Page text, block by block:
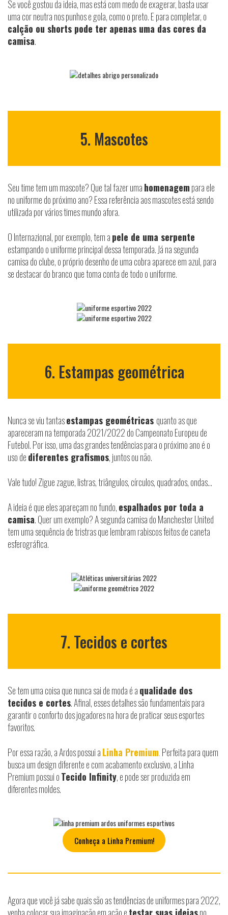
Se você gostou da ideia, mas está com medo de exagerar, basta usar
uma cor neutra nos punhos e gola, como o preto. E para completar, o
calção ou shorts pode ter apenas uma das cores da
camisa.
5. Mascotes
Seu time tem um mascote? Que tal fazer umahomenagempara ele
no uniforme do próximo ano? Essa referência aos mascotes está sendo
utilizada por vários times mundo afora.
O Internazional, por exemplo, tem apele de uma serpente
estampando o uniforme principal dessa temporada. Já na segunda
camisa do clube, o próprio desenho de uma cobra aparece em azul, para
se destacar do branco que toma conta de todo o uniforme.
6. Estampas geométrica
Nunca se viu tantasestampas geométricas quanto as que
apareceram na temporada 2021/2022 do Campeonato Europeu de
Futebol. Por isso, uma das grandes tendências para o próximo ano é o
uso dediferentes grafismos, juntos ou não.
Vale tudo! Zigue zague, listras, triângulos, círculos, quadrados, ondas…
A ideia é que eles apareçam no fundo,espalhados por toda a
camisa. Quer um exemplo? A segunda camisa do Manchester United
tem uma sequência de tristras que lembram rabiscos feitos de caneta
esferográfica.
7. Tecidos e cortes
Se tem uma coisa que nunca sai de moda é aqualidade dos
tecidos e cortes. Afinal, esses detalhes são fundamentais para
garantir o conforto dos jogadores na hora de praticar seus esportes
favoritos.
Por essa razão, a Ardos possui aLinha Premium.Perfeita para quem
busca um design diferente e com acabamento exclusivo, a Linha
Premium possui oTecido Infinity, e pode ser produzida em
diferentes moldes.
Conheça a Linha Premium!
Agora que você já sabe quais são as tendências de uniformes para 2022,